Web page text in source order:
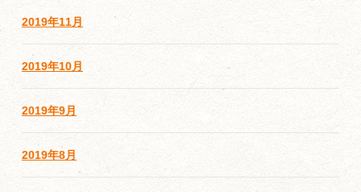
2019年11月
2019年10月
2019年9月
2019年8月